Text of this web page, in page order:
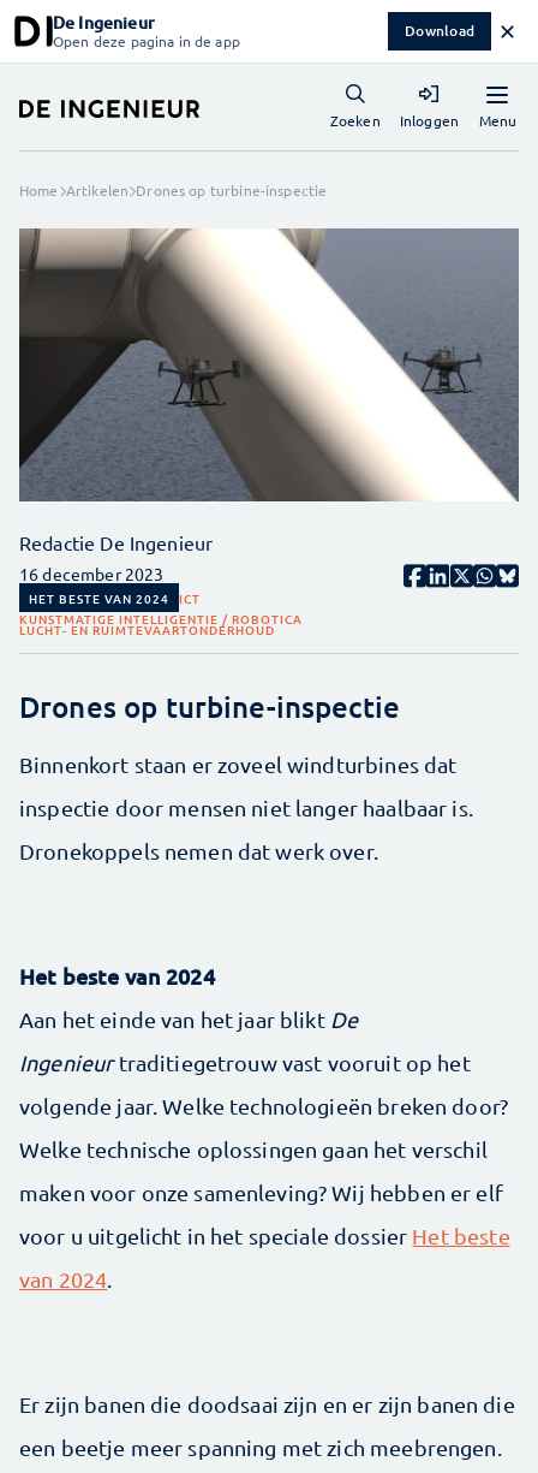
De Ingenieur
Open deze pagina in de app Download ✕
Menu
Zoeken Inloggen
Home Artikelen Drones op turbine-inspectie
Redactie De Ingenieur
16 december 2023
HET BESTE VAN 2024 ICT
KUNSTMATIGE INTELLIGENTIE / ROBOTICA
LUCHT- EN RUIMTEVAARTONDERHOUD
Drones op turbine-inspectie
Binnenkort staan er zoveel windturbines dat
inspectie door mensen niet langer haalbaar is.
Dronekoppels nemen dat werk over.
Het beste van 2024
Aan het einde van het jaar bliktDe
Ingenieurtraditiegetrouw vast vooruit op het
volgende jaar. Welke technologieën breken door?
Welke technische oplossingen gaan het verschil
maken voor onze samenleving? Wij hebben er elf
voor u uitgelicht in het speciale dossier Het beste
van 2024
Er zijn banen die doodsaai zijn en er zijn banen die
een ­beetje meer spanning met zich meebrengen.